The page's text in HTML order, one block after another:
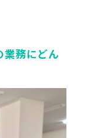
業務にどん